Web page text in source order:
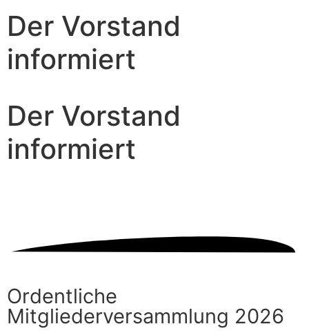
Der Vorstand
informiert
Der Vorstand
informiert
Ordentliche
Mitgliederversammlung 2026